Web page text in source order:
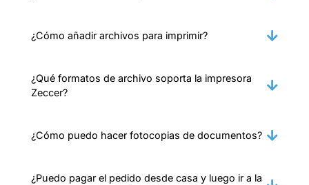
¿Cómo añadir archivos para imprimir?
¿Qué formatos de archivo soporta la impresora
Zeccer?
¿Cómo puedo hacer fotocopias de documentos?
¿Puedo pagar el pedido desde casa y luego ir a la